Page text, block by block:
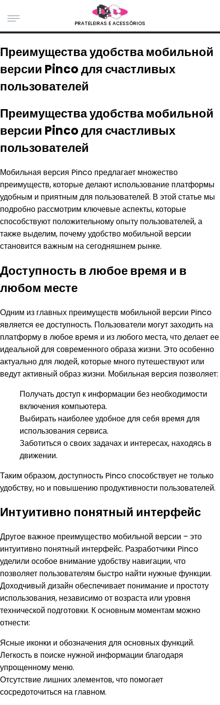
PRATELEIRAS E ACESSÓRIOS
Преимущества удобства мобильной
версии Pinco для счастливых
пользователей
Преимущества удобства мобильной
версии Pinco для счастливых
пользователей
Мобильная версия Pinco предлагает множество
преимуществ, которые делают использование платформы
удобным и приятным для пользователей. В этой статье мы
подробно рассмотрим ключевые аспекты, которые
способствуют положительному опыту пользователей, а
также выделим, почему удобство мобильной версии
становится важным на сегодняшнем рынке.
Доступность в любое время и в
любом месте
Одним из главных преимуществ мобильной версии Pinco
является ее доступность. Пользователи могут заходить на
платформу в любое время и из любого места, что делает ее
идеальной для современного образа жизни. Это особенно
актуально для людей, которые много путешествуют или
ведут активный образ жизни. Мобильная версия позволяет:
Получать доступ к информации без необходимости
включения компьютера.
Выбирать наиболее удобное для себя время для
использования сервиса.
Заботиться о своих задачах и интересах, находясь в
движении.
Таким образом, доступность Pinco способствует не только
удобству, но и повышению продуктивности пользователей.
Интуитивно понятный интерфейс
Другое важное преимущество мобильной версии – это
интуитивно понятный интерфейс. Разработчики Pinco
уделили особое внимание удобству навигации, что
позволяет пользователям быстро найти нужные функции.
Доходчивый дизайн обеспечивает понимание и простоту
использования, независимо от возраста или уровня
технической подготовки. К основным моментам можно
отнести:
Ясные иконки и обозначения для основных функций.
Легкость в поиске нужной информации благодаря
упрощенному меню.
Отсутствие лишних элементов, что помогает
сосредоточиться на главном.